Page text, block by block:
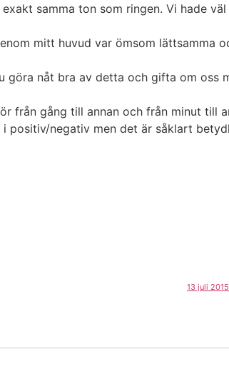
samma ton som ringen. Vi hade väl
mitt huvud var ömsom lättsamma
göra nåt bra av detta och gifta om oss
från gång till annan och från minut till
positiv/negativ men det är såklart
13 juli